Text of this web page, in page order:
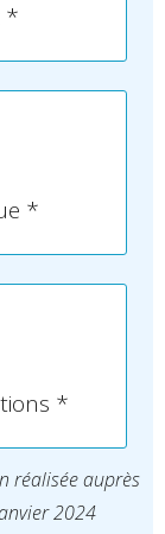
*
*
*
réalisée auprès
2024